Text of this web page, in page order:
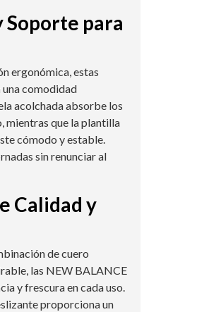
Soporte para
ergonómica, estas
comodidad
acolchada absorbe los
mientras que la plantilla
cómodo y estable.
sin renunciar al
Calidad y
de cuero
las NEW BALANCE
y frescura en cada uso.
proporciona un